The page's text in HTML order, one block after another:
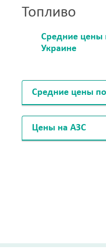
Топливо
Средние цены
Украине
Средние цены
Цены на АЗС